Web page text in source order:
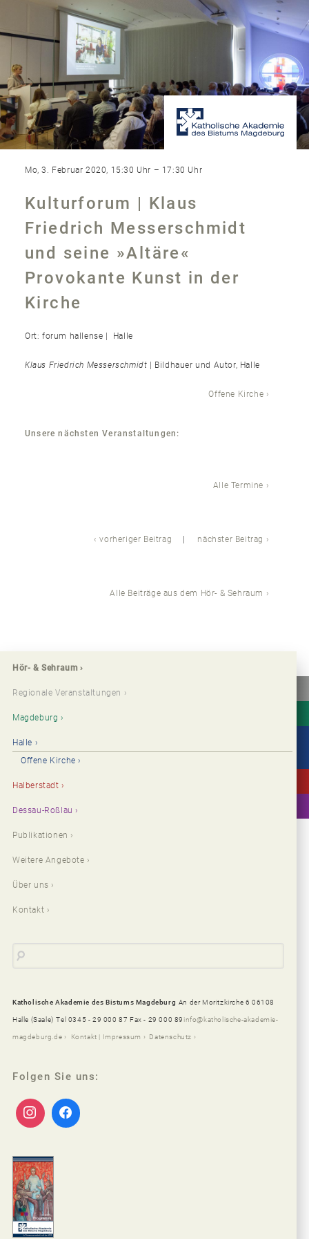
Mo, 3. Februar 2020, 15:30 Uhr – 17:30 Uhr
Kulturforum | Klaus
Friedrich Messerschmidt
und seine »Altäre«
Provokante Kunst in der
Kirche
Ort: forum hallense | Halle
Klaus Friedrich Messerschmidt | Bildhauer und Autor, Halle
Offene Kirche
Unsere nächsten Veranstaltungen:
Alle Termine
vorheriger Beitrag nächster Beitrag
Alle Beiträge aus dem Hör- & Sehraum
Hör- & Sehraum
Regionale Veranstaltungen
Magdeburg
Halle
Offene Kirche
Halberstadt
Dessau-Roßlau
Publikationen
Weitere Angebote
Über uns
Kontakt
Katholische Akademie des Bistums Magdeburg An der Moritzkirche 6 06108
Halle (Saale) Tel 0345 - 29 000 87 Fax - 29 000 89 info@katholische-akademie-
magdeburg.de Kontakt | Impressum Datenschutz
Folgen Sie uns: